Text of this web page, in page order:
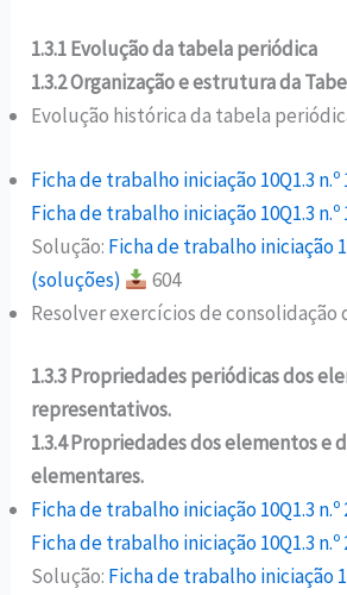
1.3.1 Evolução da tabela periódica
1.3.2 Organização e estrutura da
Evolução histórica da tabela
Ficha de trabalho iniciação 10Q1.3
Ficha de trabalho iniciação 10Q1.3 n.º
Solução: Ficha de trabalho iniciação
(soluções)
604
Resolver exercícios de consolidação
1.3.3 Propriedades periódicas dos
representativos.
1.3.4 Propriedades dos elementos e
elementares.
Ficha de trabalho iniciação 10Q1.3
Ficha de trabalho iniciação 10Q1.3 n.º
Solução: Ficha de trabalho iniciação